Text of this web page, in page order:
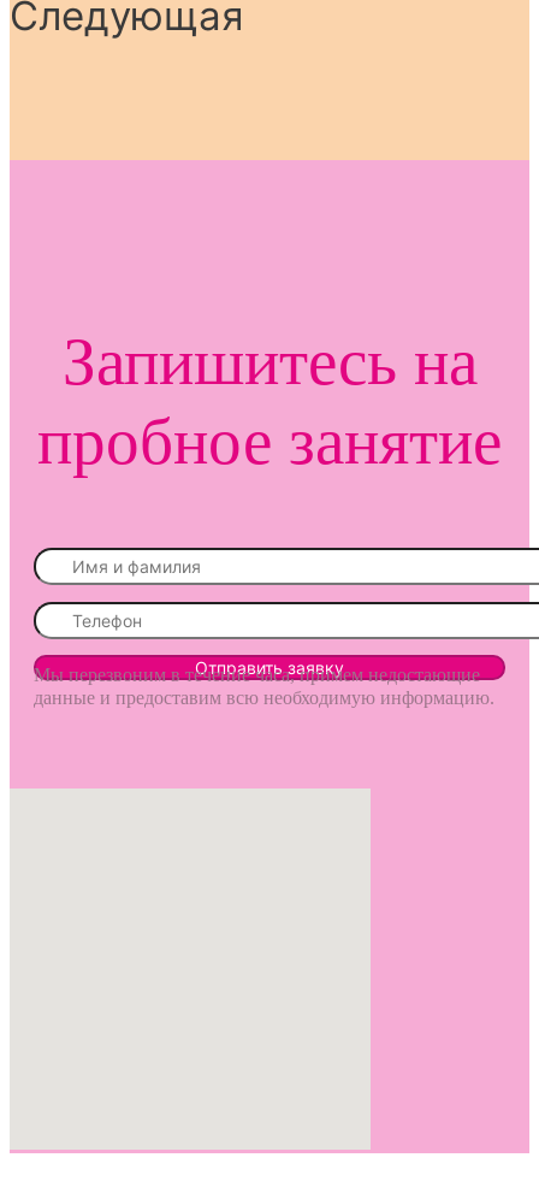
Следующая
Запишитесь на
пробное занятие
Мы перезвоним в течение часа, примем недостающие
данные и предоставим всю необходимую информацию.